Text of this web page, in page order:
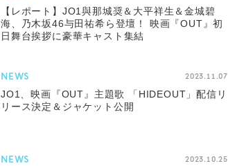
【レポート】JO1與那城奨＆大平祥生＆金城碧
海、乃木坂46与田祐希ら登壇！ 映画『OUT』初
日舞台挨拶に豪華キャスト集結
NEWS 2023.11.07
JO1、映画『OUT』主題歌 「HIDEOUT」配信リ
リース決定＆ジャケット公開
NEWS 2023.10.25